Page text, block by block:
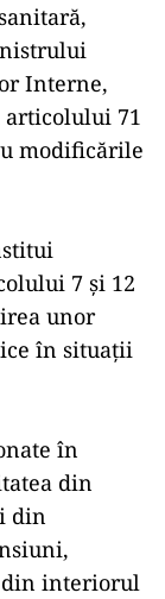
Interne,
71
modificările
7 şi 12
unor
în situaţii
în
din
din
din interiorul